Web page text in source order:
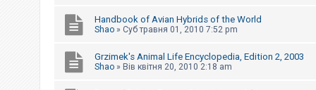
Handbook of Avian Hybrids of the World
Shao » Суб травня 01, 2010 7:52 pm
Grzimek's Animal Life Encyclopedia, Edition 2, 2003
Shao » Вів квітня 20, 2010 2:18 am